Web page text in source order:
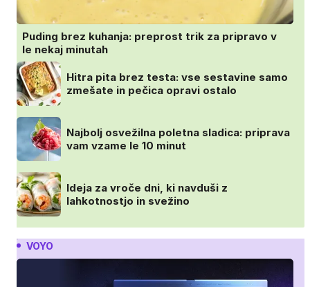
Puding brez kuhanja: preprost trik za pripravo v
le nekaj minutah
Hitra pita brez testa: vse sestavine samo
zmešate in pečica opravi ostalo
Najbolj osvežilna poletna sladica: priprava
vam vzame le 10 minut
Ideja za vroče dni, ki navduši z
lahkotnostjo in svežino
VOYO